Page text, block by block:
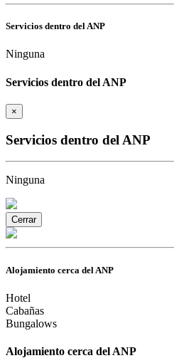
Servicios dentro del ANP
Ninguna
Servicios dentro del ANP
×
Servicios dentro del ANP
Ninguna
Cerrar
Alojamiento cerca del ANP
Hotel
Cabañas
Bungalows
Alojamiento cerca del ANP